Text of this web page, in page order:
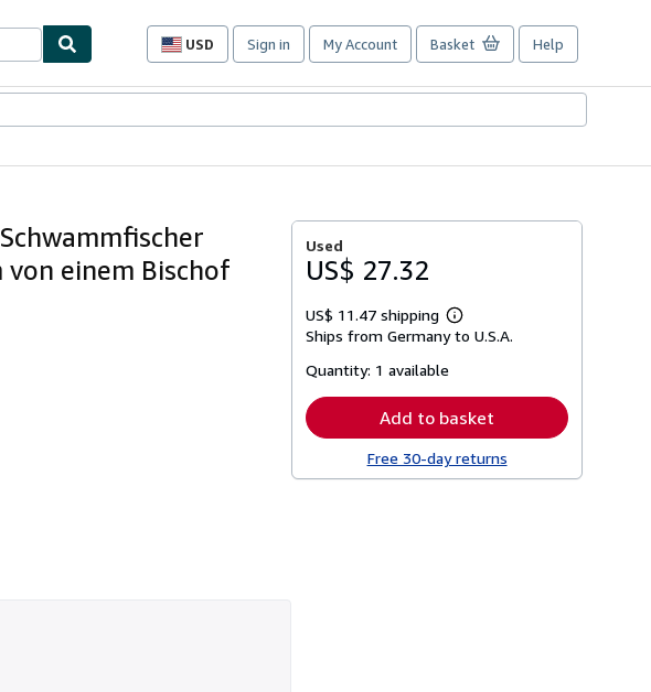
USD
Site
preferences
Sign in My Account Basket Help
einem Bischof
Used
US$ 27.32
US$ 11.47 shipping
Learn
more
Ships from Germany to U.S.A.
Quantity: 1 available
Add to basket
Free 30-day returns